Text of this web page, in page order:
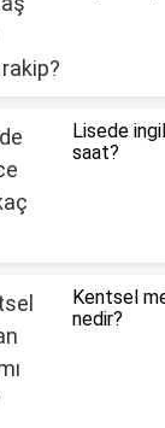
Lisede
saat?
Kentsel
nedir?